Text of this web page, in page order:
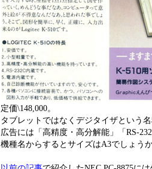
定価\148,000。
タブレットではなくデジタイザという
広告には「高精度・高分解能」「RS-
機種名からするとサイズはA3でしょう